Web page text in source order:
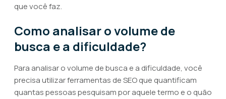
que você faz.
Como analisar o volume de
busca e a dificuldade?
Para analisar o volume de busca e a dificuldade, você
precisa utilizar ferramentas de SEO que quantificam
quantas pessoas pesquisam por aquele termo e o quão